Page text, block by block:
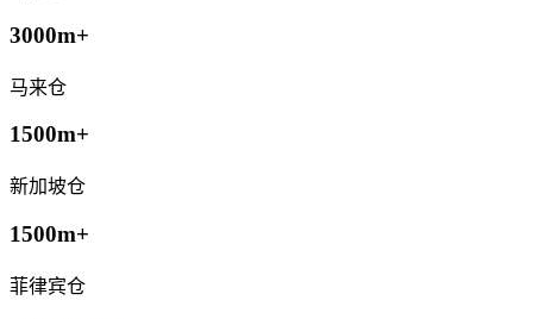
3000m+
马来仓
1500m+
新加坡仓
1500m+
菲律宾仓